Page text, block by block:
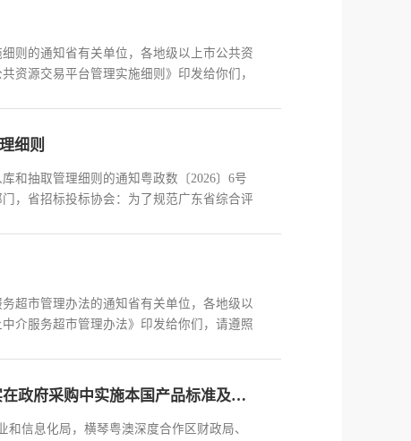
则的通知省有关单位，各地级以上市公共资
源交易平台管理实施细则》印发给你们，
细则
和抽取管理细则的通知粤政数〔2026〕6号
，省招标投标协会：为了规范广东省综合评
超市管理办法的通知省有关单位，各地级以
介服务超市管理办法》印发给你们，请遵照
广东省财政厅 广东省工业和信息化厅关于贯彻落实在政府采购中实施本国产品标准及相关政策的通知
信息化局，横琴粤澳深度合作区财政局、